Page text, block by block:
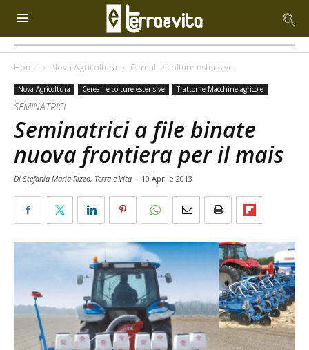
Home Nova Agricoltura Cereali e colture estensive
Nova Agricoltura Cereali e colture estensive Trattori e Macchine agricole
SEMINATRICI
Seminatrici a file binate
nuova frontiera per il mais
Di Stefania Maria Rizzo, Terra e Vita - 10 Aprile 2013